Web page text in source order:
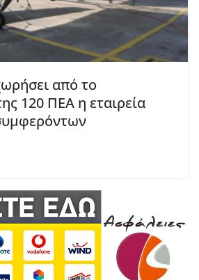
από το
120 ΠΕΑ η εταιρεία